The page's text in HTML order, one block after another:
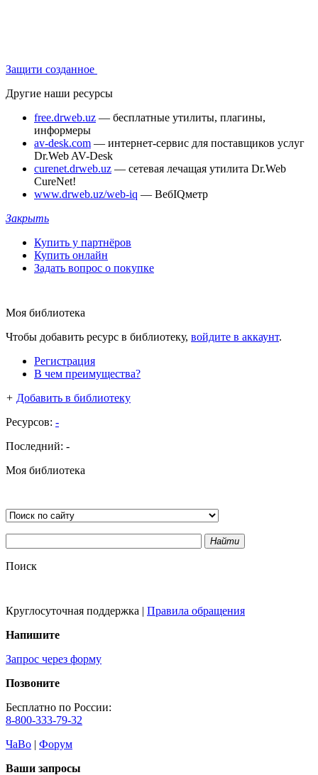
Защити созданное
Другие наши ресурсы
free.drweb.uz — бесплатные утилиты, плагины,
информеры
av-desk.com — интернет-сервис для поставщиков услуг
Dr.Web AV-Desk
curenet.drweb.uz — сетевая лечащая утилита Dr.Web
CureNet!
www.drweb.uz/web-iq — ВебIQметр
Закрыть
Купить у партнёров
Купить онлайн
Задать вопрос о покупке
Моя библиотека
Чтобы добавить ресурс в библиотеку, войдите в аккаунт.
Регистрация
В чем преимущества?
+ Добавить в библиотеку
Ресурсов: -
Последний: -
Моя библиотека
Найти
Поиск
Круглосуточная поддержка | Правила обращения
Напишите
Запрос через форму
Позвоните
Бесплатно по России:
8-800-333-79-32
ЧаВо | Форум
Ваши запросы